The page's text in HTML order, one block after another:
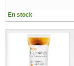
En stock